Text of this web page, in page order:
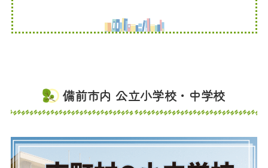
備前市内 公立小学校・中学校